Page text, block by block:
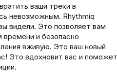
ваши треки в
невозможным. Rhythmiq
видели. Это позволяет вам
и безопасно
вживую. Это ваш новый
Это вдохновит вас и поможет